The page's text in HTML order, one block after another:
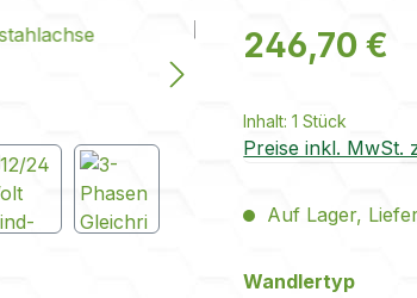
Regulärer Preis:
246,70 €
Inhalt:1 Stück
Preise inkl. MwSt.
Auf Lager,
Wandlertyp